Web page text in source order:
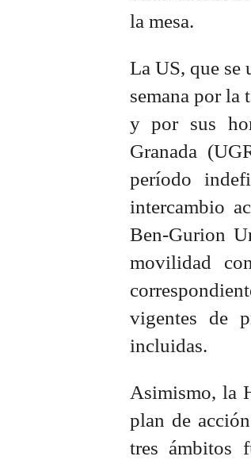
la mesa.
La US, que se
semana por la
y por sus
Granada
período
intercambio
Ben-Gurion
movilidad
vigentes de
incluidas.
Asimismo, la
plan de
tres ámbitos